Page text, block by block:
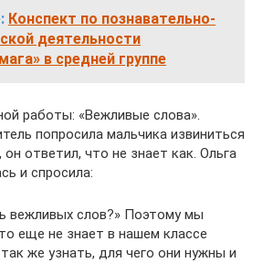
Конспект по познавательно-
деятельности
в средней группе
работы: «Вежливые слова».
попросила мальчика извиниться
он ответил, что не знает как. Ольга
и спросила:
вежливых слов?» Поэтому мы
еще не знает в нашем классе
же узнать, для чего они нужны и